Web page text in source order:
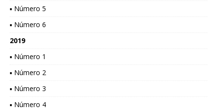
▪ Número 5
▪ Número 6
2019
▪ Número 1
▪ Número 2
▪ Número 3
▪ Número 4